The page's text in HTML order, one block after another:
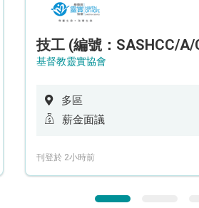
技工 (編號：SASHCC/A/
基督教靈實協會
多區
薪金面議
刊登於 2小時前